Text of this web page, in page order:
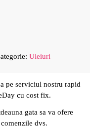
Uleiuri
pe serviciul nostru rapid
cu cost fix.
gata sa va ofere
dvs.